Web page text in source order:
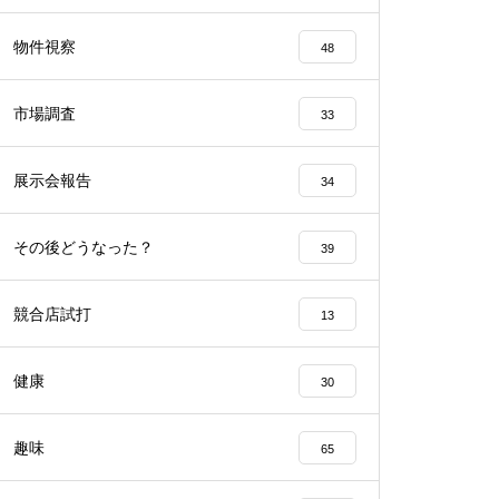
工事中
物件視察 48
市場調査 33
展示会報告 34
その後どうなった？ 39
競合店試打 13
健康 30
趣味 65